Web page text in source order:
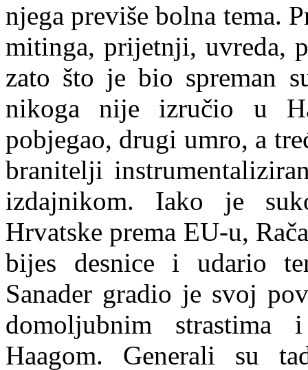
njega previše bolna tema.
mitinga, prijetnji, uvreda,
zato što je bio spreman
nikoga nije izručio u
pobjegao, drugi umro, a tre
branitelji
izdajnikom. Iako je
Hrvatske prema EU-u,
bijes desnice i udario
Sanader gradio je svoj
domoljubnim
Haagom. Generali su